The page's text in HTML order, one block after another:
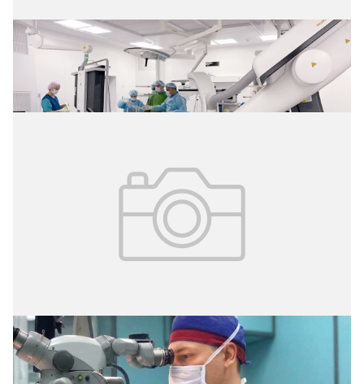
02.08.2026 № 29 (427)
Операция без разрезов
02.08.2026 № 29 (427)
Травма из-за кольца